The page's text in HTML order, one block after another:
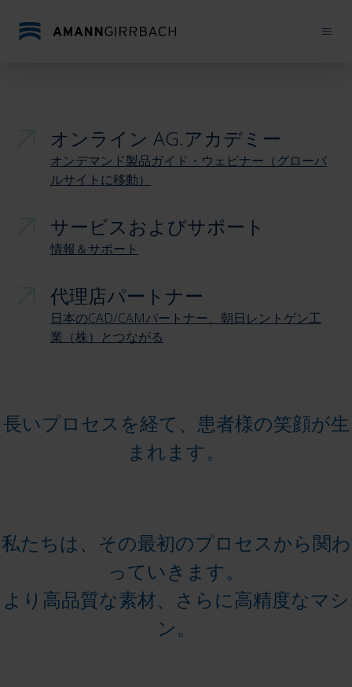
Ceramill Matron
オンライン AG.アカデミー
オンデマンド製品ガイド・ウェビナー（グローバ
ルサイトに移動）
サービスおよびサポート
情報＆サポート
代理店パートナー
日本のCAD/CAMパートナー、朝日レントゲン工
業（株）とつながる
長いプロセスを経て、患者様の笑顔が生
まれます。
私たちは、その最初のプロセスから関わ
っていきます。
より高品質な素材、さらに高精度なマシ
ン。